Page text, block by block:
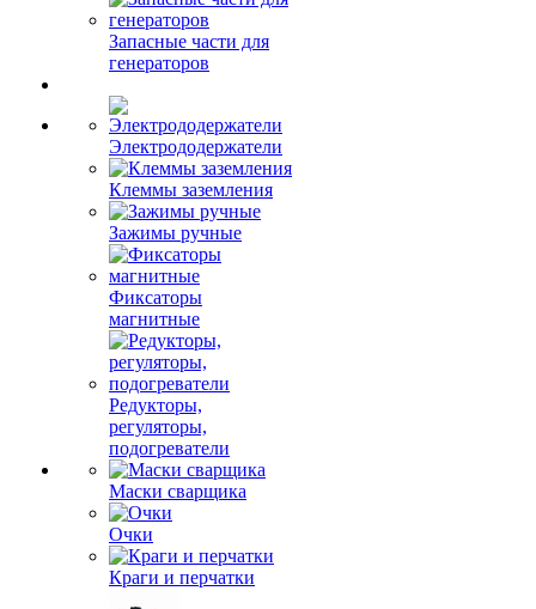
Запасные части для
генераторов
Электрододержатели
Клеммы заземления
Зажимы ручные
Фиксаторы
магнитные
Редукторы,
регуляторы,
подогреватели
Маски сварщика
Очки
Краги и перчатки